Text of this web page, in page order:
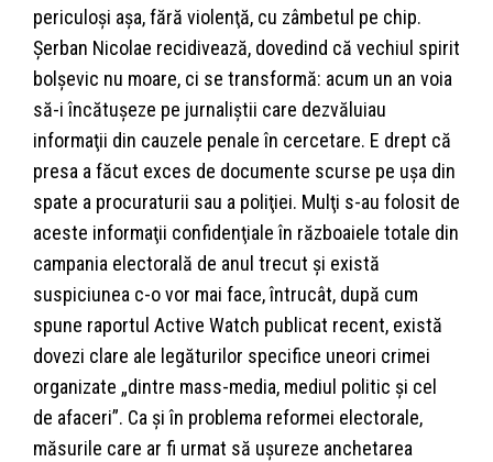
periculoşi aşa, fără violenţă, cu zâmbetul pe chip.
Şerban Nicolae recidivează, dovedind că vechiul spirit
bolşevic nu moare, ci se transformă: acum un an voia
să-i încătuşeze pe jurnaliştii care dezvăluiau
informaţii din cauzele penale în cercetare. E drept că
presa a făcut exces de documente scurse pe uşa din
spate a procuraturii sau a poliţiei. Mulţi s-au folosit de
aceste informaţii confidenţiale în războaiele totale din
campania electorală de anul trecut şi există
suspiciunea c-o vor mai face, întrucât, după cum
spune raportul Active Watch publicat recent, există
dovezi clare ale legăturilor specifice uneori crimei
organizate „dintre mass-media, mediul politic şi cel
de afaceri”. Ca şi în problema reformei electorale,
măsurile care ar fi urmat să uşureze anchetarea